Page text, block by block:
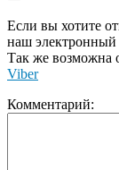
Если вы хотите
наш электронный
Так же возможна
Viber
Комментарий: